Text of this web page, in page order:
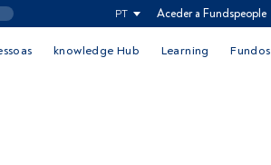
PT Aceder a Fundspeople
knowledge Hub Learning Fundos